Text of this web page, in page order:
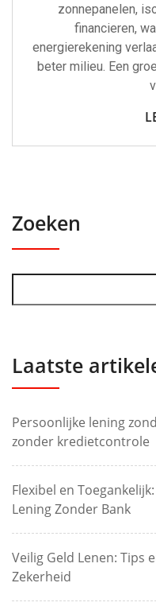
zonnepanelen,
financieren,
energierekening
beter milieu. Een
Zoeken
Laatste
Persoonlijke lening
zonder kredietcontrole
Flexibel en
Lening Zonder Bank
Veilig Geld Lenen: Tips
Zekerheid